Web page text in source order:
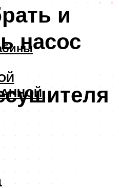
и
насос